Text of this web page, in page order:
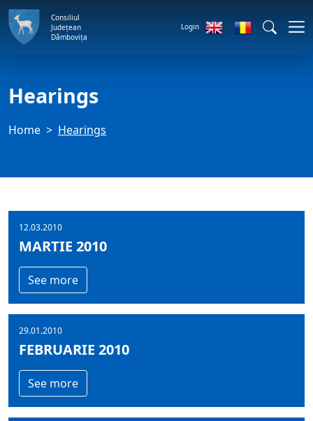
Consiliul
Județean
Dâmbovița
Login
Hearings
Home Hearings
12.03.2010
MARTIE 2010
See more
29.01.2010
FEBRUARIE 2010
See more